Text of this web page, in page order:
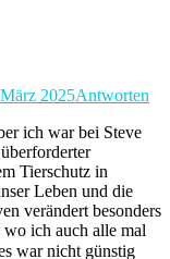
2025Antworten
ich war bei Steve
Tierschutz in
Leben und die
verändert besonders
ich auch alle mal
war nicht günstig